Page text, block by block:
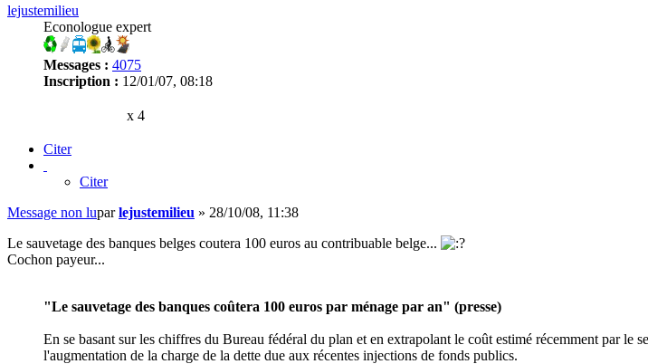
lejustemilieu
Econologue expert
Messages : 4075
Inscription : 12/01/07, 08:18
x 4
Citer
Citer
Message non luparlejustemilieu » 28/10/08, 11:38
Le sauvetage des banques belges coutera 100 euros au contribuable belge...
Cochon payeur...
"Le sauvetage des banques coûtera 100 euros par ménage par an" (presse)
En se basant sur les chiffres du Bureau fédéral du plan et en extrapolant le coût estimé récemment par le
l'augmentation de la charge de la dette due aux récentes injections de fonds publics.